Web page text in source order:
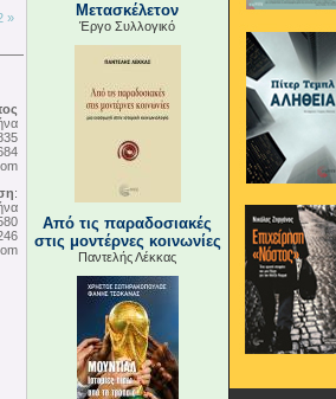
»
:
Μετασκέλετον
Έργο Συλλογικό
Από τις παραδοσιακές
στις μοντέρνες κοινωνίες
Παντελής Λέκκας